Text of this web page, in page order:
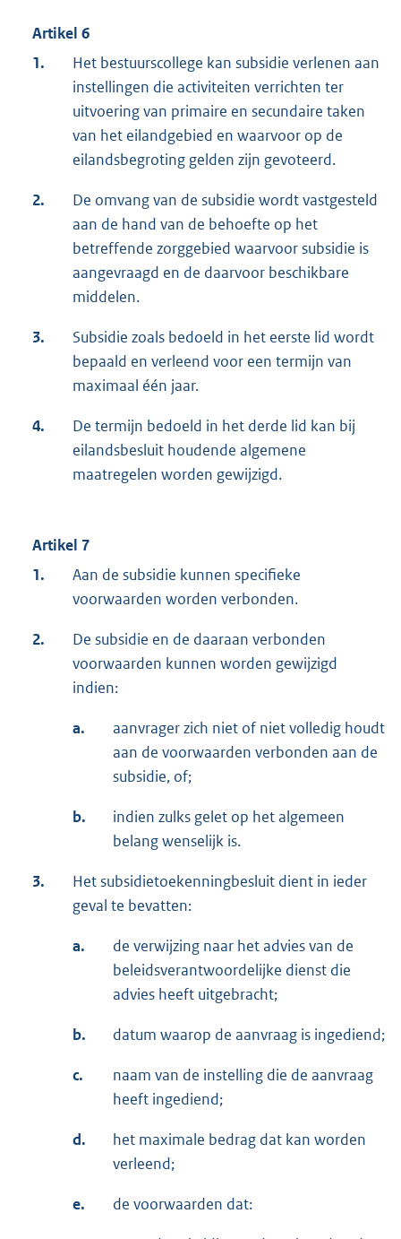
Artikel 6
1.
Het bestuurscollege kan subsidie verlenen aan
instellingen die activiteiten verrichten ter
uitvoering van primaire en secundaire taken
van het eilandgebied en waarvoor op de
eilandsbegroting gelden zijn gevoteerd.
2.
De omvang van de subsidie wordt vastgesteld
aan de hand van de behoefte op het
betreffende zorggebied waarvoor subsidie is
aangevraagd en de daarvoor beschikbare
middelen.
3.
Subsidie zoals bedoeld in het eerste lid wordt
bepaald en verleend voor een termijn van
maximaal één jaar.
4.
De termijn bedoeld in het derde lid kan bij
eilandsbesluit houdende algemene
maatregelen worden gewijzigd.
Artikel 7
1.
Aan de subsidie kunnen specifieke
voorwaarden worden verbonden.
2.
De subsidie en de daaraan verbonden
voorwaarden kunnen worden gewijzigd
indien:
a.
aanvrager zich niet of niet volledig houdt
aan de voorwaarden verbonden aan de
subsidie, of;
b.
indien zulks gelet op het algemeen
belang wenselijk is.
3.
Het subsidietoekenningbesluit dient in ieder
geval te bevatten:
a.
de verwijzing naar het advies van de
beleidsverantwoordelijke dienst die
advies heeft uitgebracht;
b. datum waarop de aanvraag is ingediend;
c.
naam van de instelling die de aanvraag
heeft ingediend;
d.
het maximale bedrag dat kan worden
verleend;
e. de voorwaarden dat: